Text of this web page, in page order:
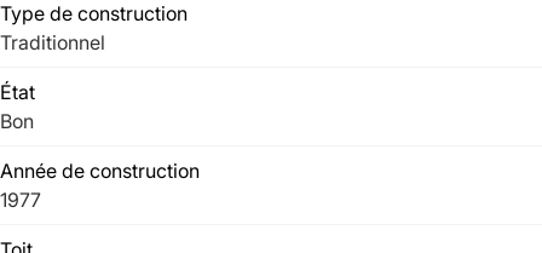
Type de construction
Traditionnel
État
Bon
Année de construction
1977